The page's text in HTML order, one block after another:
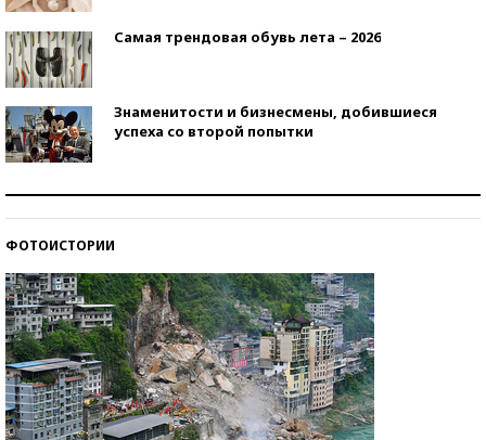
Самая трендовая обувь лета – 2026
Знаменитости и бизнесмены, добившиеся
успеха со второй попытки
ФОТОИСТОРИИ